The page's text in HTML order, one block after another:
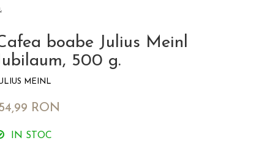
boabe Julius Meinl
500 g.
MEINL
54,99 RON
IN STOC